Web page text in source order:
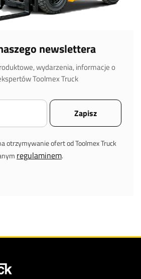
newslettera
wydarzenia, informacje o
Toolmex Truck
otrzymywanie ofert od Toolmex Truck
regulaminem.